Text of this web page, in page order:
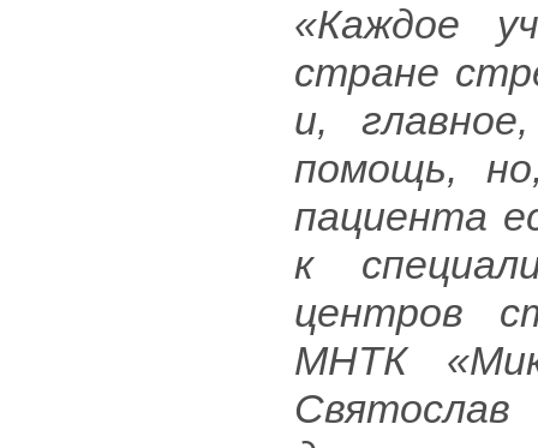
«Каждое
стране
и,
помощь,
пациента
к
центров
МНТК
Святослав